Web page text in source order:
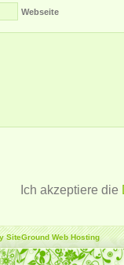
Webseite
Ich akzeptiere die
SiteGroundWeb Hosting